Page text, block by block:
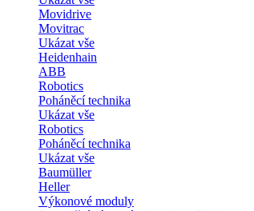
Movidrive
Movitrac
Ukázat vše
Heidenhain
ABB
Robotics
Poháněcí technika
Ukázat vše
Robotics
Poháněcí technika
Ukázat vše
Baumüller
Heller
Výkonové moduly